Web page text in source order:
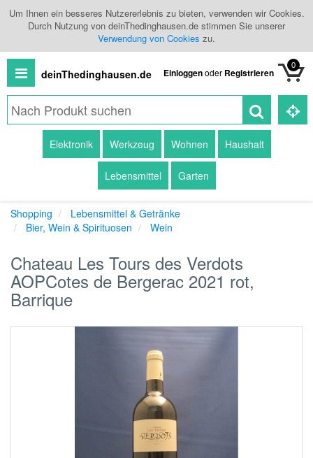
Um Ihnen ein besseres Nutzererlebnis zu bieten, verwenden wir Cookies.
Durch Nutzung von deinThedinghausen.de stimmen Sie unserer
Verwendung von Cookies zu.
deinThedinghausen.de Einloggenoder Registrieren
0
Produkte
Händlerübersicht
Elektronik Werkzeug Wohnen Haushalt
Lebensmittel Garten
Shopping
Lebensmittel & Getränke
Bier, Wein & Spirituosen
Wein
Chateau Les Tours des Verdots
AOPCotes de Bergerac 2021 rot,
Barrique